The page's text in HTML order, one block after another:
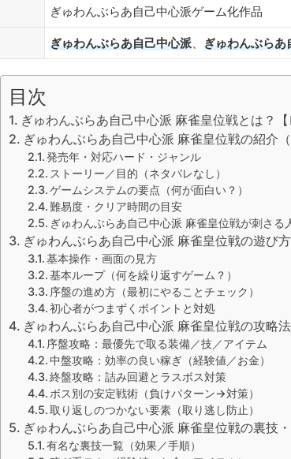
ぎゅわんぶらあ自己中心派ゲーム化作品
ぎゅわんぶらあ自己中心派、 ぎゅわんぶらあ
目次
ぎゅわんぶらあ自己中心派 麻雀皇位戦とは？【
ぎゅわんぶらあ自己中心派 麻雀皇位戦の紹介
発売年・対応ハード・ジャンル
ストーリー／目的（ネタバレなし）
ゲームシステムの要点（何が面白い？）
難易度・クリア時間の目安
ぎゅわんぶらあ自己中心派 麻雀皇位戦が刺さる
ぎゅわんぶらあ自己中心派 麻雀皇位戦の遊び方
基本操作・画面の見方
基本ループ（何を繰り返すゲーム？）
序盤の進め方（最初にやることチェック）
初心者がつまずくポイントと対処
ぎゅわんぶらあ自己中心派 麻雀皇位戦の攻略法
序盤攻略：最優先で取る装備／技／アイテム
中盤攻略：効率の良い稼ぎ（経験値／お金）
終盤攻略：詰み回避とラスボス対策
ボス別の安定戦術（負けパターン→対策）
取り返しのつかない要素（取り逃し防止）
ぎゅわんぶらあ自己中心派 麻雀皇位戦の裏技
有名な裏技一覧（効果／手順）